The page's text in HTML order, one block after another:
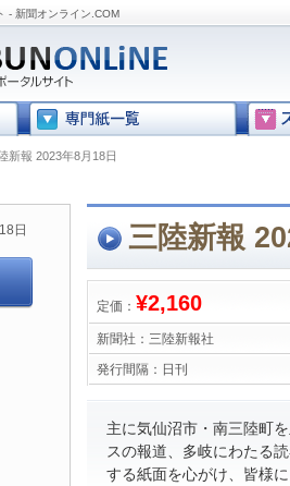
- 新聞オンライン.COM
新報 2023年8月18日
三陸新報
定価： ¥2,160
新聞社： 三陸新報社
発行間隔： 日刊
主に気仙沼市・南三陸町
スの報道、多岐にわたる
する紙面を心がけ、皆様